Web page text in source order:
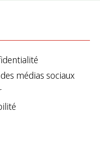
médias sociaux